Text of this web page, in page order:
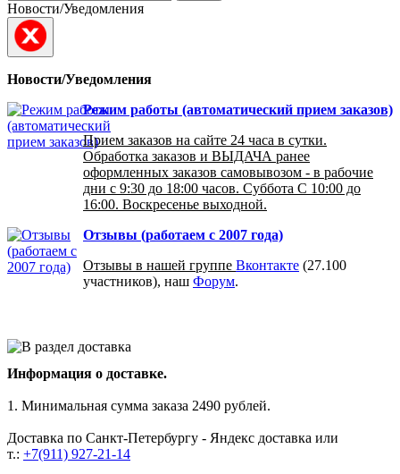
Новости/Уведомления
Новости/Уведомления
Режим работы (автоматический прием заказов)
Прием заказов на сайте 24 часа в сутки.
Обработка заказов и ВЫДАЧА ранее
оформленных заказов самовывозом - в рабочие
дни с 9:30 до 18:00 часов. Суббота С 10:00 до
16:00. Воскресенье выходной.
Отзывы (работаем с 2007 года)
Отзывы в нашей группе Вконтакте (27.100
участников), наш Форум.
Информация о доставке.
1. Минимальная сумма заказа 2490 рублей.
Доставка по Санкт-Петербургу - Яндекс доставка или
т.: +7(911) 927-21-14